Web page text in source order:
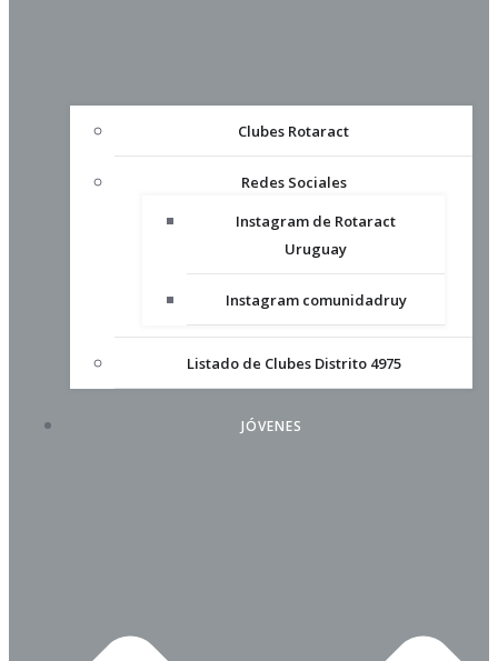
Clubes Rotaract
Redes Sociales
Instagram de Rotaract
Uruguay
Instagram comunidadruy
Listado de Clubes Distrito 4975
JÓVENES